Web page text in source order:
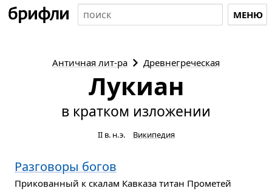
МЕНЮ
Античная лит-ра Древнегреческая
Лукиан
в кратком изложении
II в. н. э. Википедия
Разговоры богов
Прикованный к скалам Кавказа титан Прометей